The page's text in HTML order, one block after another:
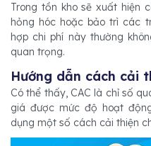
Trong tồn kho sẽ xuất hiện
hỏng hóc hoặc bảo trì các
hợp chi phí này thường
quan trọng.
Hướng dẫn cách cải
Có thể thấy, CAC là chỉ số
giá được mức độ hoạt
dụng một số cách cải thiện